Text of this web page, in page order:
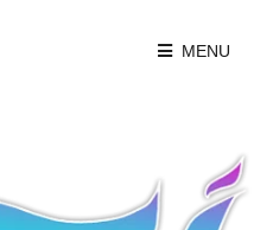
MENU